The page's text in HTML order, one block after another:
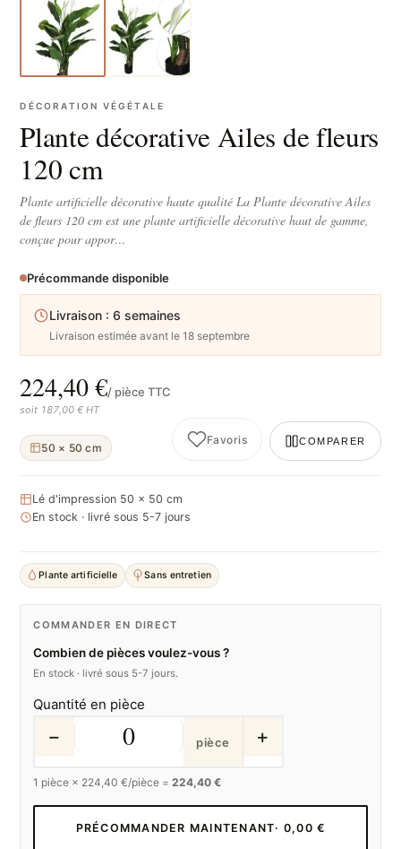
DÉCORATION VÉGÉTALE
Plante décorative Ailes de fleurs
120 cm
Plante artificielle décorative haute qualité La Plante décorative Ailes
de fleurs 120 cm est une plante artificielle décorative haut de gamme,
conçue pour appor…
Précommande disponible
Livraison : 6 semaines
Livraison estimée avant le 18 septembre
224,40 €/ pièce TTC
soit 187,00 € HT
50 × 50 cm
Favoris COMPARER
Lé d'impression 50 × 50 cm
En stock · livré sous 5-7 jours
Plante artificielle Sans entretien
COMMANDER EN DIRECT
Combien de pièces voulez-vous ?
En stock · livré sous 5-7 jours.
Quantité en pièce
− pièce +
1 pièce × 224,40 €/pièce =224,40 €
PRÉCOMMANDER MAINTENANT· 0,00 €